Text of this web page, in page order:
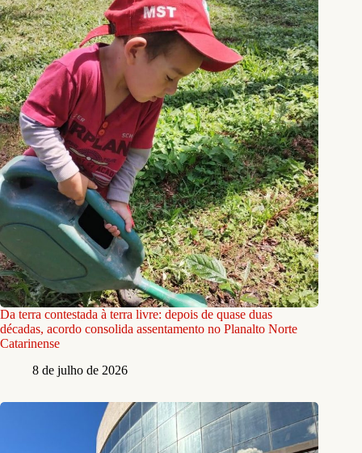
Da terra contestada à terra livre: depois de quase duas
décadas, acordo consolida assentamento no Planalto Norte
Catarinense
8 de julho de 2026